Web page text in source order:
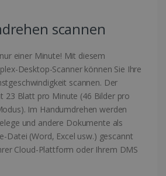
scannen
einer Minute! Mit diesem
Desktop-Scanner können Sie Ihre
scannen. Der
23 Blatt pro Minute (46 Bilder pro
Im Handumdrehen werden
und andere Dokumente als
Datei (Word, Excel usw.) gescannt
Cloud-Plattform oder Ihrem DMS